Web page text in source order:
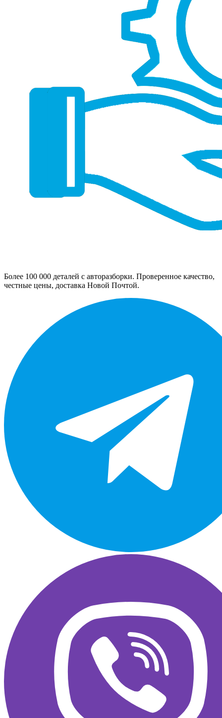
Более 100 000 деталей с авторазборки. Проверенное качество,
честные цены, доставка Новой Почтой.